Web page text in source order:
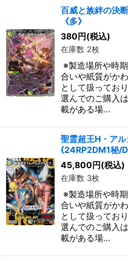
百威と族絆の決
《多》
380円(税込)
在庫数 2枚
※製造場所や時
合いや紙質がか
として扱ってお
選んでのご購入
載がある場…
聖霊超王H・アル
{24RP2DM1秘/
45,800円(税込)
在庫数 3枚
※製造場所や時
合いや紙質がか
として扱ってお
選んでのご購入
載がある場…